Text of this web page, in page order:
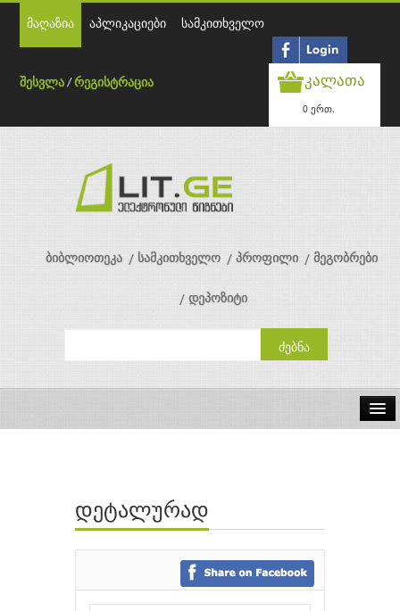
მაღაზია აპლიკაციები სამკითხველო
შესვლა /რეგისტრაცია კალათა
0 ერთ.
ბიბლიოთეკა სამკითხველო პროფილი მეგობრები
დეპოზიტი
ავტორები
გამომცემლობები
დეტალურად